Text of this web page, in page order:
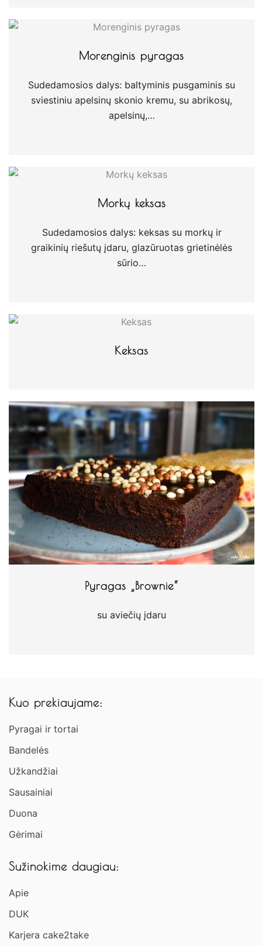
Morenginis pyragas
Sudedamosios dalys: baltyminis pusgaminis su
sviestiniu apelsinų skonio kremu, su abrikosų,
apelsinų,…
Morkų keksas
Sudedamosios dalys: keksas su morkų ir
graikinių riešutų įdaru, glazūruotas grietinėlės
sūrio…
Keksas
Pyragas „Brownie“
su aviečių įdaru
Kuo prekiaujame:
Pyragai ir tortai
Bandelės
Užkandžiai​
Sausainiai
Duona
Gėrimai
Sužinokime daugiau:
Apie
DUK
Karjera cake2take